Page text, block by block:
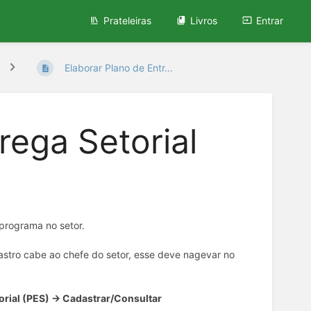
Prateleiras Livros Entrar
Elaborar Plano de Entr...
Setorial
no setor.
cabe ao chefe do setor, esse deve nagevar no
(PES) → Cadastrar/Consultar